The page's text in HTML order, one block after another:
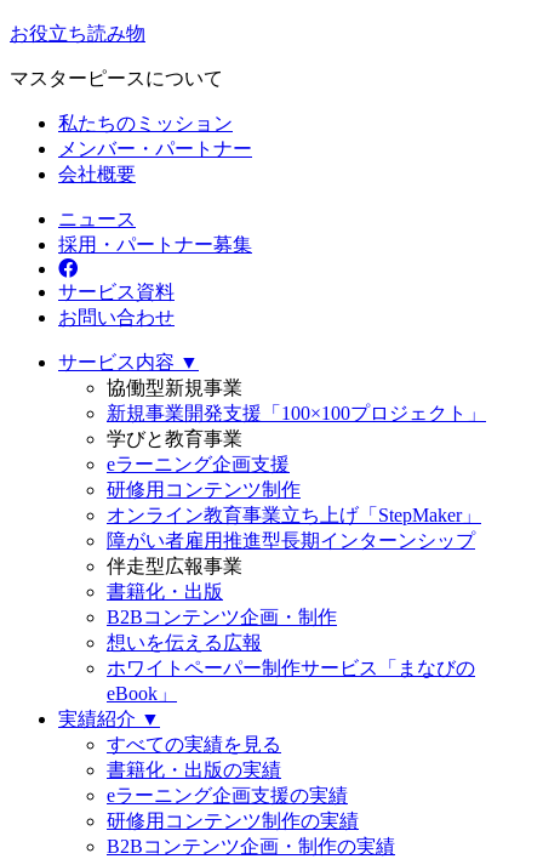
お役立ち読み物
マスターピースについて
私たちのミッション
メンバー・パートナー
会社概要
ニュース
採用・パートナー募集
サービス資料
お問い合わせ
サービス内容 ▼
協働型新規事業
新規事業開発支援「100×100プロジェクト」
学びと教育事業
eラーニング企画支援
研修用コンテンツ制作
オンライン教育事業立ち上げ「StepMaker」
障がい者雇用推進型長期インターンシップ
伴走型広報事業
書籍化・出版
B2Bコンテンツ企画・制作
想いを伝える広報
ホワイトペーパー制作サービス「まなびの
eBook」
実績紹介 ▼
すべての実績を見る
書籍化・出版の実績
eラーニング企画支援の実績
研修用コンテンツ制作の実績
B2Bコンテンツ企画・制作の実績